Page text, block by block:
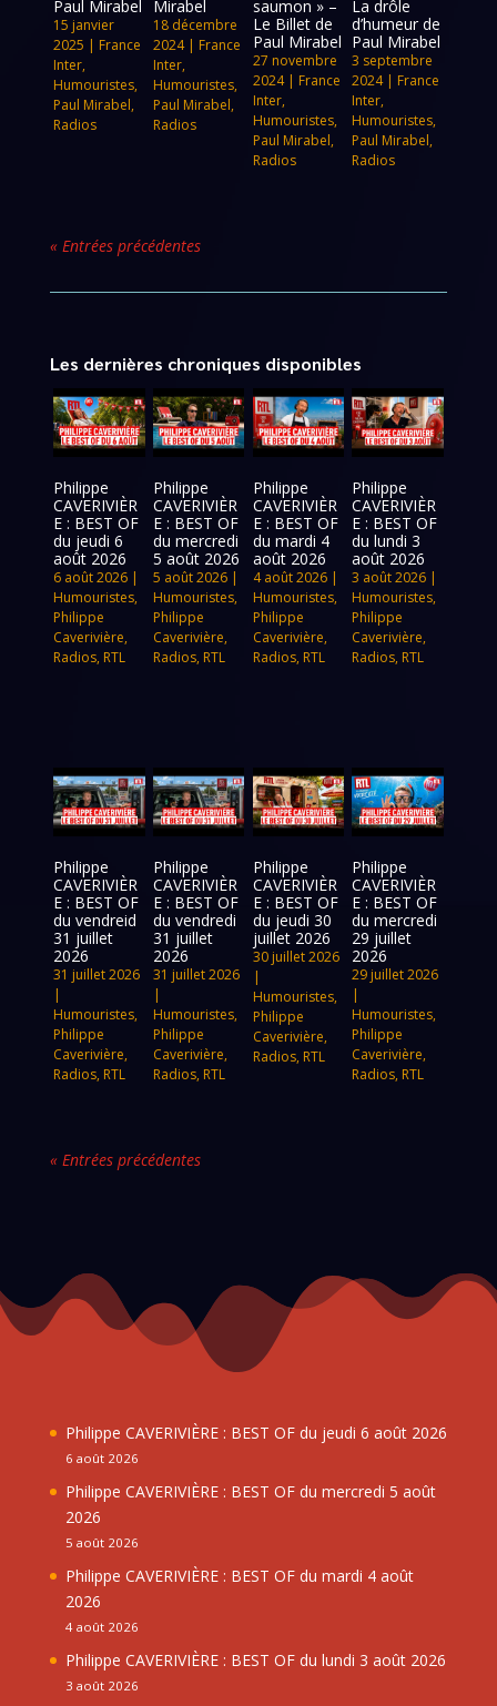
Paul Mirabel
15 janvier
2025 | France
Inter,
Humouristes,
Paul Mirabel,
Radios
Mirabel
18 décembre
2024| France
Inter,
Humouristes,
Paul Mirabel,
Radios
saumon » –
Le Billet de
Paul Mirabel
27 novembre
2024| France
Inter,
Humouristes,
Paul Mirabel,
Radios
La drôle
d’humeur de
Paul Mirabel
3 septembre
2024| France
Inter,
Humouristes,
Paul Mirabel,
Radios
« Entrées précédentes
Les dernières chroniques disponibles
Philippe
CAVERIVIÈR
E : BEST OF
du jeudi 6
août 2026
6 août 2026 |
Humouristes,
Philippe
Caverivière,
Radios, RTL
Philippe
CAVERIVIÈR
E : BEST OF
du mercredi
5 août 2026
5 août 2026|
Humouristes,
Philippe
Caverivière,
Radios, RTL
Philippe
CAVERIVIÈR
E : BEST OF
du mardi 4
août 2026
4 août 2026|
Humouristes,
Philippe
Caverivière,
Radios, RTL
Philippe
CAVERIVIÈR
E : BEST OF
du lundi 3
août 2026
3 août 2026 |
Humouristes,
Philippe
Caverivière,
Radios, RTL
Philippe
CAVERIVIÈR
E : BEST OF
du vendreid
31 juillet
2026
31 juillet 2026
|
Humouristes,
Philippe
Caverivière,
Radios, RTL
Philippe
CAVERIVIÈR
E : BEST OF
du vendredi
31 juillet
2026
31 juillet 2026
|
Humouristes,
Philippe
Caverivière,
Radios, RTL
Philippe
CAVERIVIÈR
E : BEST OF
du jeudi 30
juillet 2026
30 juillet 2026
|
Humouristes,
Philippe
Caverivière,
Radios, RTL
Philippe
CAVERIVIÈR
E : BEST OF
du mercredi
29 juillet
2026
29 juillet 2026
|
Humouristes,
Philippe
Caverivière,
Radios, RTL
« Entrées précédentes
Philippe CAVERIVIÈRE : BEST OF du jeudi 6 août 2026
6 août 2026
Philippe CAVERIVIÈRE : BEST OF du mercredi 5 août
2026
5 août 2026
Philippe CAVERIVIÈRE : BEST OF du mardi 4 août
2026
4 août 2026
Philippe CAVERIVIÈRE : BEST OF du lundi 3 août 2026
3 août 2026